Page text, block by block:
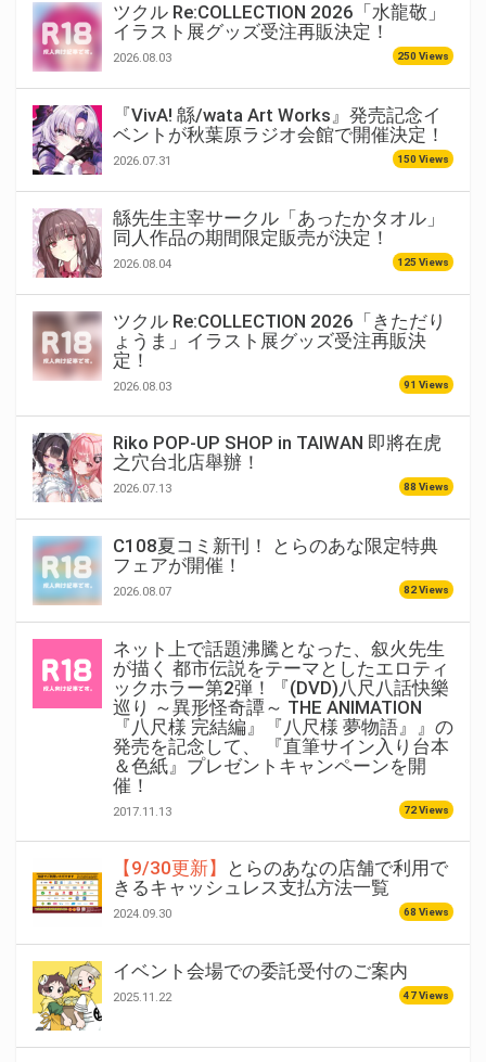
ツクル Re:COLLECTION 2026「水龍敬」
イラスト展グッズ受注再販決定！
2026.08.03 250 Views
『VivA! 緜/wata Art Works』発売記念イ
ベントが秋葉原ラジオ会館で開催決定！
2026.07.31 150 Views
緜先生主宰サークル「あったかタオル」
同人作品の期間限定販売が決定！
2026.08.04 125 Views
ツクル Re:COLLECTION 2026「きただり
ょうま」イラスト展グッズ受注再販決
定！
2026.08.03 91 Views
Riko POP-UP SHOP in TAIWAN 即將在虎
之穴台北店舉辦！
2026.07.13 88 Views
C108夏コミ新刊！ とらのあな限定特典
フェアが開催！
2026.08.07 82 Views
ネット上で話題沸騰となった、叙火先生
が描く 都市伝説をテーマとしたエロティ
ックホラー第2弾！『(DVD)八尺八話快樂
巡り ～異形怪奇譚～ THE ANIMATION
『八尺様 完結編』『八尺様 夢物語』』の
発売を記念して、 『直筆サイン入り台本
＆色紙』プレゼントキャンペーンを開
催！
2017.11.13 72 Views
【9/30更新】
とらのあなの店舗で利用で
きるキャッシュレス支払方法一覧
2024.09.30 68 Views
イベント会場での委託受付のご案内
2025.11.22 47 Views